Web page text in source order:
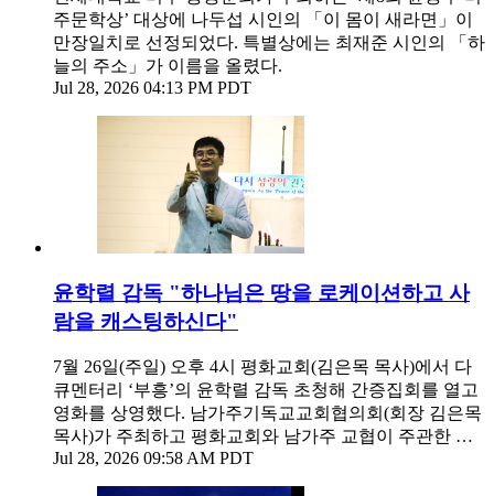
주문학상’ 대상에 나두섭 시인의 「이 몸이 새라면」이
만장일치로 선정되었다. 특별상에는 최재준 시인의 「하
늘의 주소」가 이름을 올렸다.
Jul 28, 2026 04:13 PM PDT
윤학렬 감독 "하나님은 땅을 로케이션하고 사
람을 캐스팅하신다"
7월 26일(주일) 오후 4시 평화교회(김은목 목사)에서 다
큐멘터리 ‘부흥’의 윤학렬 감독 초청해 간증집회를 열고
영화를 상영했다. 남가주기독교교회협의회(회장 김은목
목사)가 주최하고 평화교회와 남가주 교협이 주관한 …
Jul 28, 2026 09:58 AM PDT